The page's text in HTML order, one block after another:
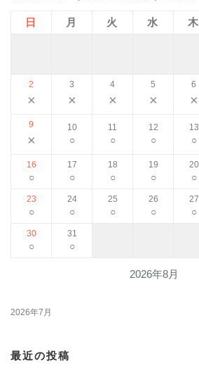
2026年8月
日 月 火 水 木
2
×
3
×
4
×
5
×
6
×
9
×
10
○
11
○
12
○
13
○
16
○
17
○
18
○
19
○
20
○
23
○
24
○
25
○
26
○
27
○
30
○
31
○
2026年7月
最近の投稿